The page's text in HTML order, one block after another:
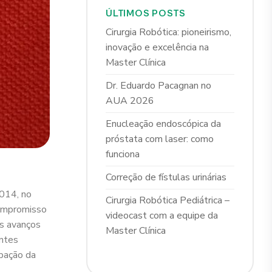
no
avanços
da
ÚLTIMOS POSTS
Cirurgia Robótica: pioneirismo,
inovação e excelência na
Master Clínica
Dr. Eduardo Pacagnan no
AUA 2026
Enucleação endoscópica da
próstata com laser: como
funciona
Correção de fístulas urinárias
Cirurgia Robótica Pediátrica –
videocast com a equipe da
Master Clínica